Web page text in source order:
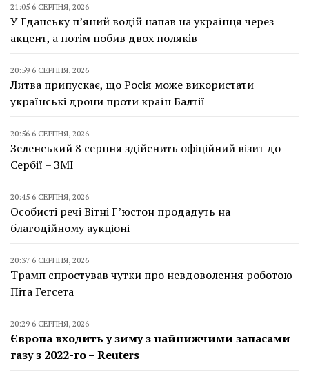
21:05 6 СЕРПНЯ, 2026
У Гданську п’яний водій напав на українця через
акцент, а потім побив двох поляків
20:59 6 СЕРПНЯ, 2026
Литва припускає, що Росія може використати
українські дрони проти країн Балтії
20:56 6 СЕРПНЯ, 2026
Зеленський 8 серпня здійснить офіційний візит до
Сербії – ЗМІ
20:45 6 СЕРПНЯ, 2026
Особисті речі Вітні Г’юстон продадуть на
благодійному аукціоні
20:37 6 СЕРПНЯ, 2026
Трамп спростував чутки про невдоволення роботою
Піта Гегсета
20:29 6 СЕРПНЯ, 2026
Європа входить у зиму з найнижчими запасами
газу з 2022-го – Reuters